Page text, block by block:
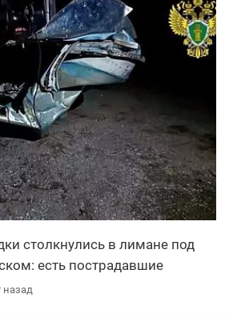
столкнулись в лимане под
есть пострадавшие
назад